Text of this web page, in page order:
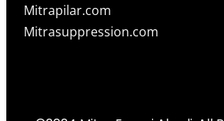
Mitrapilar.com
Mitrasuppression.com